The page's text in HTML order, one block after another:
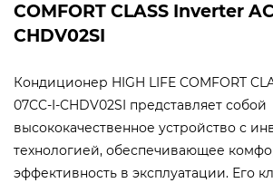
COMFORT CLASS Inverter
CHDV02SI
Кондиционер HIGH LIFE COMFORT
07CC-I-CHDV02SI представляет собой
высококачественное устройство с
технологией, обеспечивающее
эффективность в эксплуатации. Его